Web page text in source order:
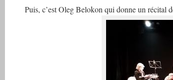
Puis, c’est Oleg Belokon qui donne un récital